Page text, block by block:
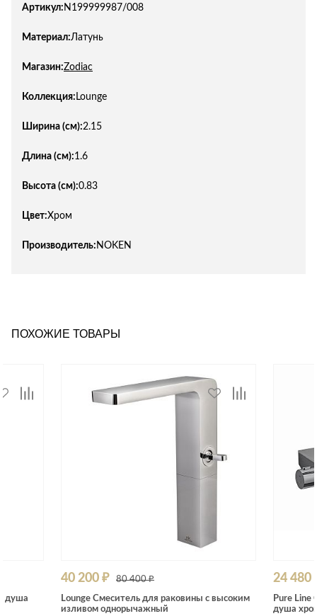
Артикул: N199999987/008
Материал:Латунь
Магазин:Zodiac
Коллекция: Lounge
Ширина (см):2.15
Длина (см):1.6
Высота (см):0.83
Цвет:Хром
Производитель: NOKEN
ПОХОЖИЕ ТОВАРЫ
душа
40 200 ₽ 80 400 ₽
Lounge Смеситель для раковины с высоким
изливом однорычажный
24 480
Pure Line
душа